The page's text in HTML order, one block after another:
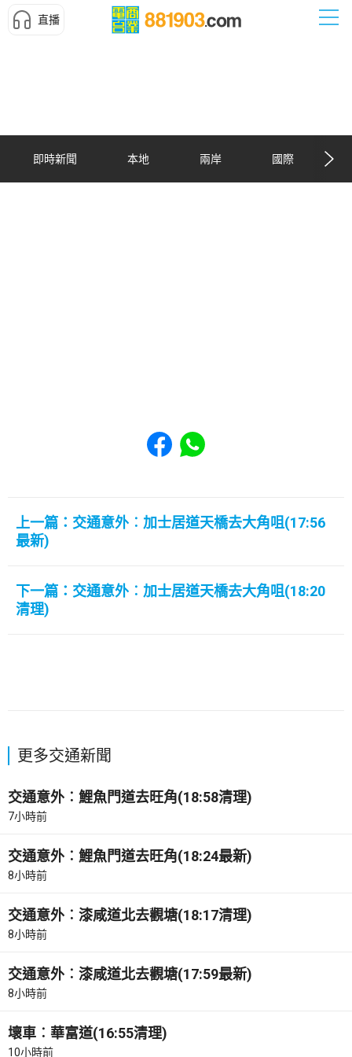
直播
即時新聞 本地 兩岸 國際
Share to Facebook
Share to WhatsApp
上一篇：交通意外︰加士居道天橋去大角咀(17:56
最新)
下一篇：交通意外︰加士居道天橋去大角咀(18:20
清理)
更多交通新聞
交通意外︰鯉魚門道去旺角(18:58清理)
7小時前
交通意外︰鯉魚門道去旺角(18:24最新)
8小時前
交通意外︰漆咸道北去觀塘(18:17清理)
8小時前
交通意外︰漆咸道北去觀塘(17:59最新)
8小時前
壞車︰華富道(16:55清理)
10小時前